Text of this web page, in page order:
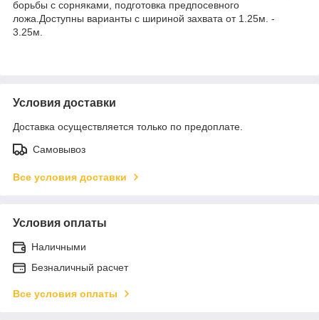
борьбы с сорняками, подготовка предпосевного
ложа.Доступны варианты с шириной захвата от 1.25м. -
3.25м.
Условия доставки
Доставка осуществляется только по предоплате.
Самовывоз
Все условия доставки
Условия оплаты
Наличными
Безналичный расчет
Все условия оплаты